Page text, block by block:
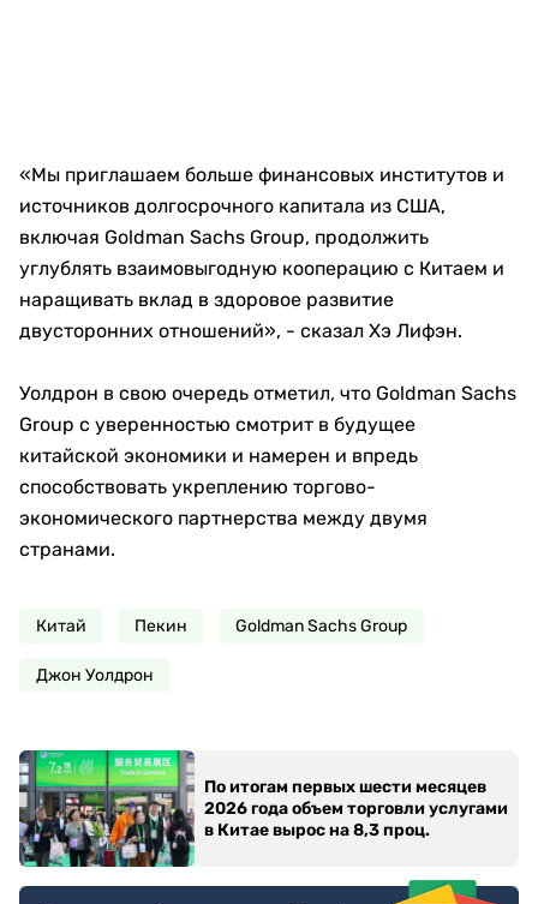
«Мы приглашаем больше финансовых институтов и
источников долгосрочного капитала из США,
включая Goldman Sachs Group, продолжить
углублять взаимовыгодную кооперацию с Китаем и
наращивать вклад в здоровое развитие
двусторонних отношений», - сказал Хэ Лифэн.
Уолдрон в свою очередь отметил, что Goldman Sachs
Group с уверенностью смотрит в будущее
китайской экономики и намерен и впредь
способствовать укреплению торгово-
экономического партнерства между двумя
странами.
Китай Пекин Goldman Sachs Group
Джон Уолдрон
По итогам первых шести месяцев
2026 года объем торговли услугами
в Китае вырос на 8,3 проц.